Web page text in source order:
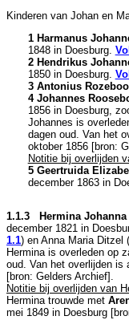
Kinderen van Johan en
1 Harmanus
1848 in Doesburg.
2 Hendrikus
1850 in Doesburg.
3 Antonius
4 Johannes
1856 in Doesburg,
Johannes is
dagen oud. Van het
oktober 1856 [bron:
Notitie bij overlijden
5 Geertruida
december 1863 in
1.1.3 Hermina Johanna
december 1821 in
1.1) en Anna Maria Ditzel
Hermina is overleden op
oud. Van het overlijden is
[bron: Gelders Archief].
Notitie bij overlijden van
Hermina trouwde met
mei 1849 in Doesburg [